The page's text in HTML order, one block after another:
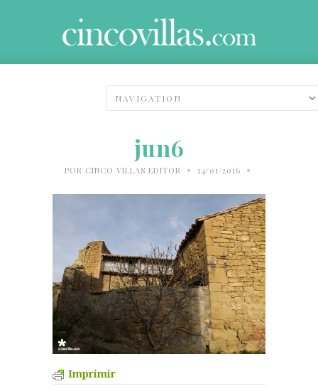
jun6
POR CINCO VILLAS EDITOR • 14/01/2016 •
Imprimir